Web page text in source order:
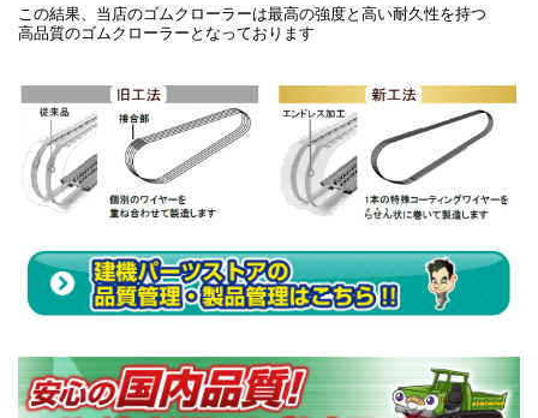
この結果、当店のゴムクローラーは最高の強度と高い耐久性を持つ
高品質のゴムクローラーとなっております